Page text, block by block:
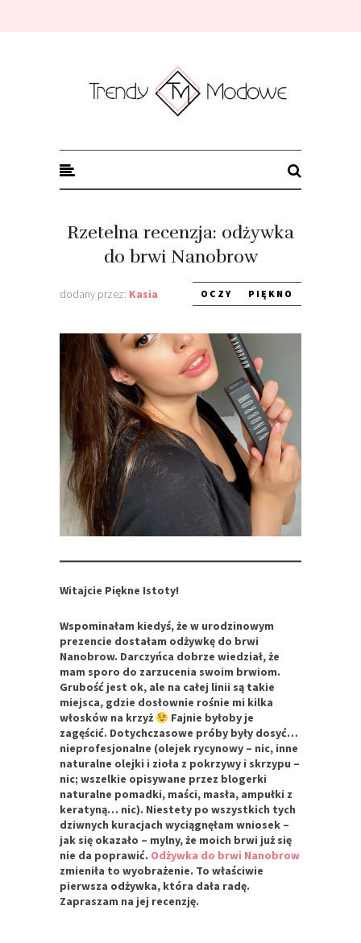
Rzetelna recenzja: odżywka
do brwi Nanobrow
dodany przez: Kasia OCZY PIĘKNO
Witajcie Piękne Istoty!
Wspominałam kiedyś, że w urodzinowym
prezencie dostałam odżywkę do brwi
Nanobrow. Darczyńca dobrze wiedział, że
mam sporo do zarzucenia swoim brwiom.
Grubość jest ok, ale na całej linii są takie
miejsca, gdzie dosłownie rośnie mi kilka
włosków na krzyż
Fajnie byłoby je
zagęścić. Dotychczasowe próby były dosyć…
nieprofesjonalne (olejek rycynowy – nic, inne
naturalne olejki i zioła z pokrzywy i skrzypu –
nic; wszelkie opisywane przez blogerki
naturalne pomadki, maści, masła, ampułki z
keratyną… nic). Niestety po wszystkich tych
dziwnych kuracjach wyciągnęłam wniosek –
jak się okazało – mylny, że moich brwi już się
nie da poprawić. Odżywka do brwi Nanobrow
zmieniła to wyobrażenie. To właściwie
pierwsza odżywka, która dała radę.
Zapraszam na jej recenzję.